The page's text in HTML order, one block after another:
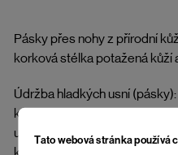
Tato webová stránka používá
Pásky přes nohy z přírodní
korková stélka potažená kůží
Údržba hladkých usní
kartáčkem nebo měkkým
určenými na přírodní kůži.